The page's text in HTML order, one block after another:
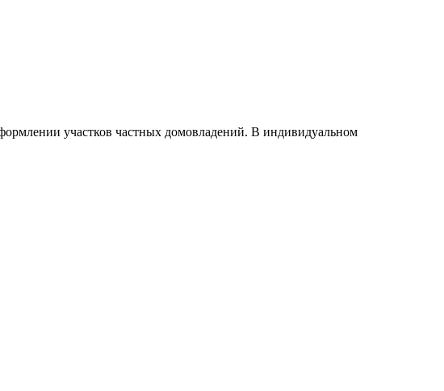
участков частных домовладений. В индивидуальном